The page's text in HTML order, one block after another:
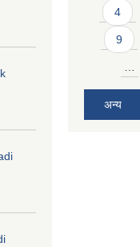
4
9
…
अन्य